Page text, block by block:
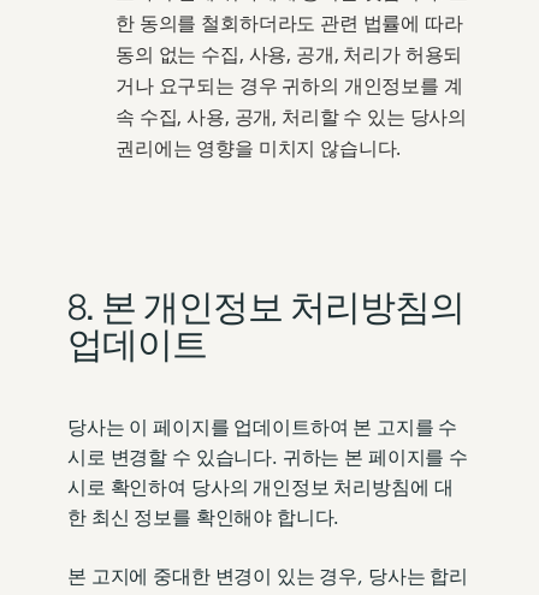
한 동의를 철회하더라도 관련 법률에 따라
동의 없는 수집, 사용, 공개, 처리가 허용되
거나 요구되는 경우 귀하의 개인정보를 계
속 수집, 사용, 공개, 처리할 수 있는 당사의
권리에는 영향을 미치지 않습니다.
8. 본 개인정보 처리방침의
업데이트
당사는 이 페이지를 업데이트하여 본 고지를 수
시로 변경할 수 있습니다. 귀하는 본 페이지를 수
시로 확인하여 당사의 개인정보 처리방침에 대
한 최신 정보를 확인해야 합니다.
본 고지에 중대한 변경이 있는 경우, 당사는 합리